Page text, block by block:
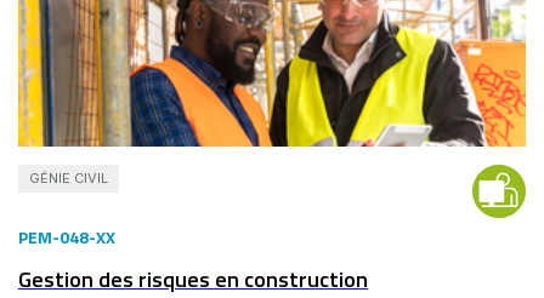
GÉNIE CIVIL
PEM-048-XX
Gestion des risques en construction